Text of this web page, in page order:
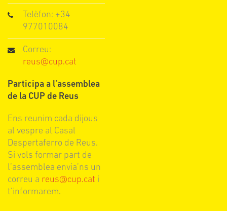
Telèfon: +34
977010084
Correu:
reus@cup.cat
Participa a l’assemblea
de la CUP de Reus
Ens reunim cada dijous
al vespre al Casal
Despertaferro de Reus.
Si vols formar part de
l’assemblea envia’ns un
correu a reus@cup.cat i
t’informarem.